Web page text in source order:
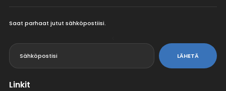
Saat parhaat jutut sähköpostiisi.
LÄHETÄ
Linkit